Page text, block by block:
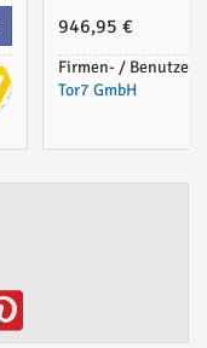
946,95 €
Firmen- /
Tor7 GmbH